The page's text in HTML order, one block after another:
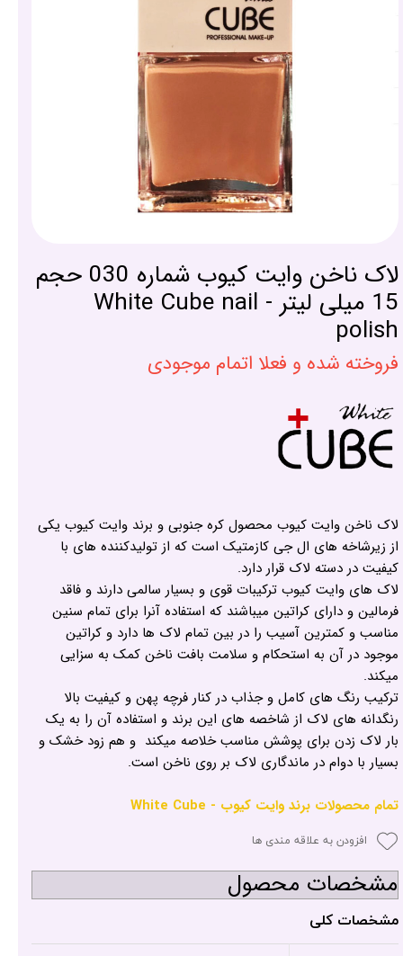
لاک ناخن وایت کیوب شماره 030 حجم
15 میلی لیتر - White Cube nail
polish
فروخته شده و فعلا اتمام موجودی
لاک ناخن وایت کیوب محصول کره جنوبی و برند وایت کیوب یکی
از زیرشاخه های ال جی کازمتیک است که از تولیدکننده های با
کیفیت در دسته لاک قرار دارد.
لاک های وایت کیوب ترکیبات قوی و بسیار سالمی دارند و فاقد
فرمالین و دارای کراتین میباشند که استفاده آنرا برای تمام سنین
مناسب و کمترین آسیب را در بین تمام لاک ها دارد و کراتین
موجود در آن به استحکام و سلامت بافت ناخن کمک به سزایی
میکند.
ترکیب رنگ های کامل و جذاب در کنار فرچه پهن و کیفیت بالا
رنگدانه های لاک از شاخصه های این برند و استفاده آن را به یک
بار لاک زدن برای پوشش مناسب خلاصه میکند و هم زود خشک و
بسیار با دوام در ماندگاری لاک بر روی ناخن است.
تمام محصولات برند وایت کیوب - White Cube
افزودن به علاقه مندی ها
مشخصات محصول
مشخصات کلی